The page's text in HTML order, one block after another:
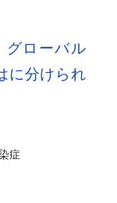
グローバル
に分けられ
症